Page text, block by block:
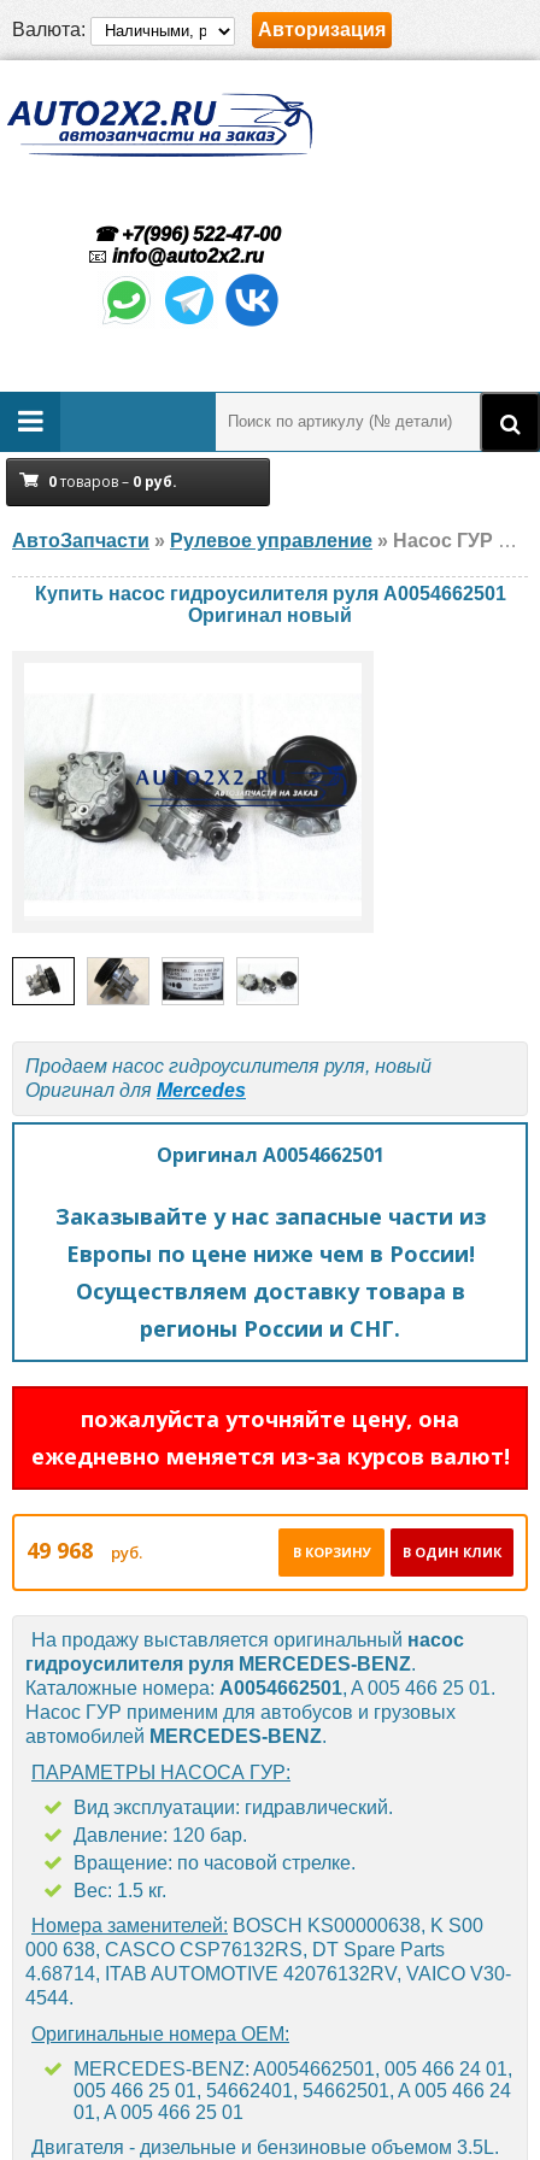
Валюта: Авторизация
☎ +7(996) 522-47-00
📧 info@auto2x2.ru
0товаров – 0 руб.
АвтоЗапчасти » Рулевое управление » Насос ГУР Оригинал A0054662501 Mercedes, новый
Купить насос гидроусилителя руля A0054662501
Оригинал новый
Продаем насос гидроусилителя руля, новый
Оригинал для Mercedes
Оригинал A0054662501
Заказывайте у нас запасные части из
Европы по цене ниже чем в России!
Осуществляем доставку товара в
регионы России и СНГ.
пожалуйста уточняйте цену, она
ежедневно меняется из-за курсов валют!
49 968 руб. В ОДИН КЛИК
В КОРЗИНУ
На продажу выставляется оригинальный насос
гидроусилителя руля MERCEDES-BENZ.
Каталожные номера: A0054662501, A 005 466 25 01.
Насос ГУР применим для автобусов и грузовых
автомобилей MERCEDES-BENZ.
ПАРАМЕТРЫ НАСОСА ГУР:
Вид эксплуатации: гидравлический.
Давление: 120 бар.
Вращение: по часовой стрелке.
Вес: 1.5 кг.
Номера заменителей: BOSCH KS00000638, K S00
000 638, CASCO CSP76132RS, DT Spare Parts
4.68714, ITAB AUTOMOTIVE 42076132RV, VAICO V30-
4544.
Оригинальные номера OEM:
MERCEDES-BENZ: A0054662501, 005 466 24 01,
005 466 25 01, 54662401, 54662501, A 005 466 24
01, A 005 466 25 01
Двигателя - дизельные и бензиновые объемом 3.5L.